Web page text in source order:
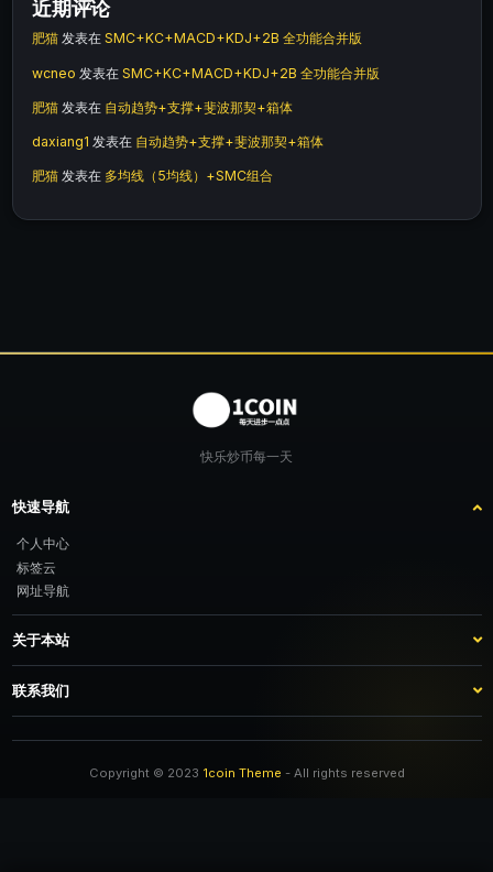
近期评论
肥猫 发表在 SMC+KC+MACD+KDJ+2B 全功能合并版
wcneo 发表在 SMC+KC+MACD+KDJ+2B 全功能合并版
肥猫 发表在 自动趋势+支撑+斐波那契+箱体
daxiang1 发表在 自动趋势+支撑+斐波那契+箱体
肥猫 发表在 多均线（5均线）+SMC组合
快乐炒币每一天
快速导航
个人中心
标签云
网址导航
关于本站
站点介绍
客服咨询
推广计划
联系我们
TG：@feimao2024 QQ：3261605442 微信：moto001com 新浪微博：不
Copyright © 2023 1coin Theme - All rights reserved